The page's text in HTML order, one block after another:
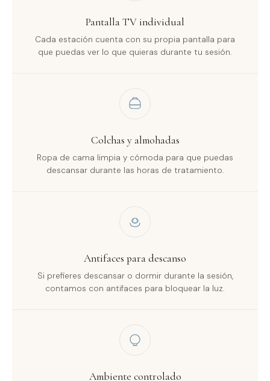
Pantalla TV individual
Cada estación cuenta con su propia pantalla para
que puedas ver lo que quieras durante tu sesión.
Colchas y almohadas
Ropa de cama limpia y cómoda para que puedas
descansar durante las horas de tratamiento.
Antifaces para descanso
Si prefieres descansar o dormir durante la sesión,
contamos con antifaces para bloquear la luz.
Ambiente controlado